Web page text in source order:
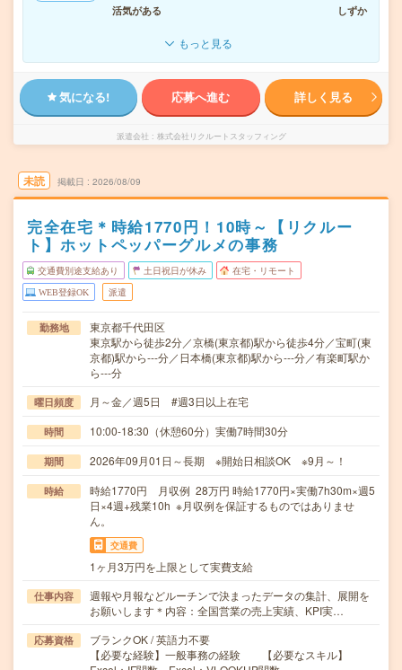
活気がある
しずか
もっと見る
気になる! 応募へ進む 詳しく見る
派遣会社 株式会社リクルートスタッフィング
未読 掲載日 2026/08/09
完全在宅＊時給1770円！10時～【リクルー
ト】ホットペッパーグルメの事務
交通費別途支給あり 土日祝日が休み 在宅・リモート
WEB登録OK 派遣
勤務地
東京都千代田区
東京駅から徒歩2分／京橋(東京都)駅から徒歩4分／宝町(東
京都)駅から---分／日本橋(東京都)駅から---分／有楽町駅か
ら---分
曜日頻度 月～金／週5日 #週3日以上在宅
時間 10:00-18:30（休憩60分）実働7時間30分
期間 2026年09月01日～長期 ※開始日相談OK ※9月～！
時給
時給1770円 月収例 28万円 時給1770円×実働7h30m×週5
日×4週+残業10h ※月収例を保証するものではありませ
ん。
交通費
1ヶ月3万円を上限として実費支給
仕事内容
週報や月報などルーチンで決まったデータの集計、展開を
お願いします＊内容：全国営業の売上実績、KPI実…
応募資格
ブランクOK / 英語力不要
【必要な経験】一般事務の経験 【必要なスキル】